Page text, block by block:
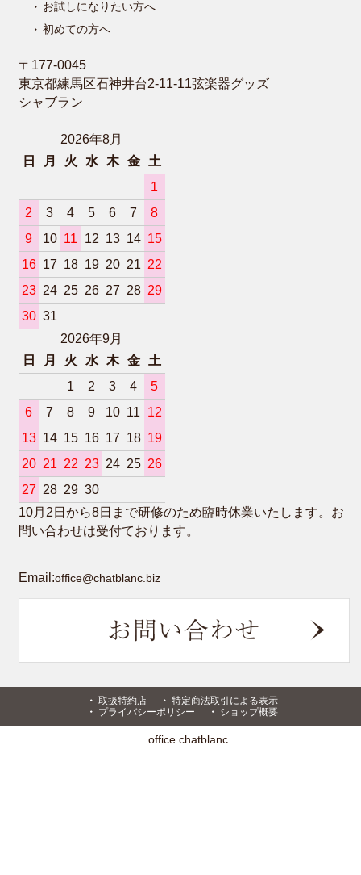
お試しになりたい方へ
初めての方へ
〒177-0045
東京都練馬区石神井台2-11-11弦楽器グッズ
シャブラン
2026年8月
日
月 火 水 木 金
土
1
2
3 4 5 6 7
8
9
10 11 12 13 14 15
16 17 18 19 20 21 22
23 24 25 26 27 28 29
30 31
2026年9月
日
月 火 水 木 金
土
1
2 3 4
5
6
7 8 9 10 11
12
13 14 15 16 17 18 19
20 21 22 23 24 25 26
27 28 29 30
10月2日から8日まで研修のため臨時休業いたします。お
問い合わせは受付ております。
Email:office@chatblanc.biz
取扱特約店
特定商法取引による表示
プライバシーポリシー
ショップ概要
office.chatblanc